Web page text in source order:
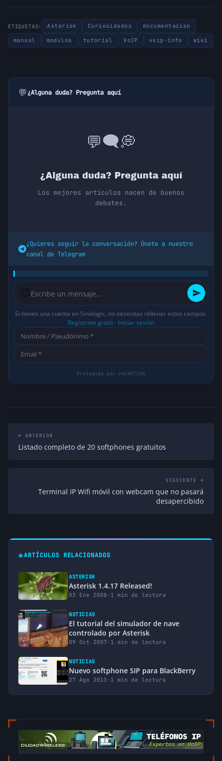
ETIQUETAS: Asterisk Curiosidades documentacion
manual modulos tutorial VoIP voip-info wiki
💬¿Alguna duda? Pregunta aquí
💬🗨️💭
¿Alguna duda? Pregunta aquí
Los mejores artículos nacen de buenos
debates.
¿Quieres seguir la conversación? Únete a nuestro
canal de Telegram
😊
Si tienes una cuenta en Sinologic, no necesitas rellenar estos campos.
Regístrate gratis · Iniciar sesión
← ANTERIOR
Listado completo de 20 softphones gratuitos
SIGUIENTE →
Terminal IP Wifi móvil con webcam que no pasará
desapercibido
◈ARTÍCULOS RELACIONADOS
ASTERISK
Asterisk 1.4.17 Released!
03 Ene 2008 · 1 min de lectura
NOTICIAS
El tutorial del simulador de nave
controlado por Asterisk
09 Oct 2007 · 1 min de lectura
NOTICIAS
Nuevo softphone SIP para BlackBerry
27 Ago 2013 · 1 min de lectura